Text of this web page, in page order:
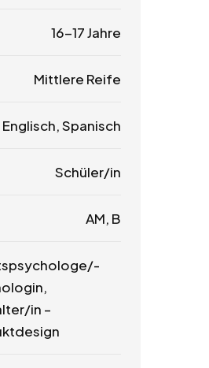
16-17 Jahre
Mittlere Reife
Spanisch
Schüler/in
AM, B
in –